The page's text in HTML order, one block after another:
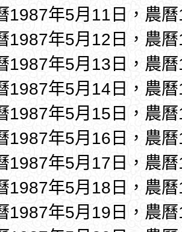
1987年5月11日，農
1987年5月12日，農
1987年5月13日，農
1987年5月14日，農
1987年5月15日，農
1987年5月16日，農
1987年5月17日，農
1987年5月18日，農
1987年5月19日，農